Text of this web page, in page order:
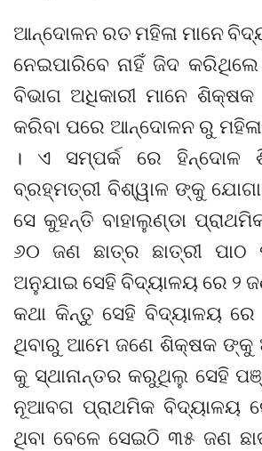
ଆନ୍ଦୋଳନ ରତ ମହିଳା ମାନେ
ନେଇପାରିବେ ନାହିଁ ଜିଦ
ବିଭାଗ ଅଧିକାରୀ ମାନେ
କରିବା ପରେ ଆନ୍ଦୋଳନ ରୁ
। ଏ ସମ୍ପର୍କ ରେ ହିନ୍ଦୋଳ
ବ୍ରହ୍ମତ୍ରୀ ବିଶ୍ୱାଳ ଙ୍କୁ
ସେ କୁହନ୍ତି ବାହାଲୁଣ୍ଡା
୬୦ ଜଣ ଛାତ୍ର ଛାତ୍ରୀ
ଅନୁଯାଇ ସେହି ବିଦ୍ୟାଳୟ ରେ ୨
କଥା କିନ୍ତୁ ସେହି ବିଦ୍ୟାଳୟ
ଥିବାରୁ ଆମେ ଜଣେ ଶିକ୍ଷକ ଙ୍କୁ
କୁ ସ୍ଥାନାନ୍ତର କରୁଥିଲୁ ସେହି
ନୂଆବଗ ପ୍ରାଥମିକ ବିଦ୍ୟାଳୟ
ଥିବା ବେଳେ ସେଇଠି ୩୫ ଜଣ